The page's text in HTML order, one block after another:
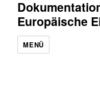
Europäische
MENÜ